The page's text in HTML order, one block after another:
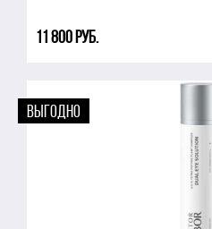
11 800 руб.
ВЫГОДНО